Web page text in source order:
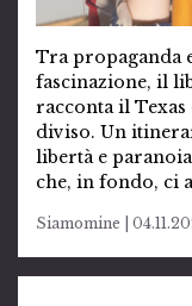
Tra propaganda
fascinazione, il
racconta il Texas
diviso. Un
libertà e
che, in fondo, ci
Siamomine |